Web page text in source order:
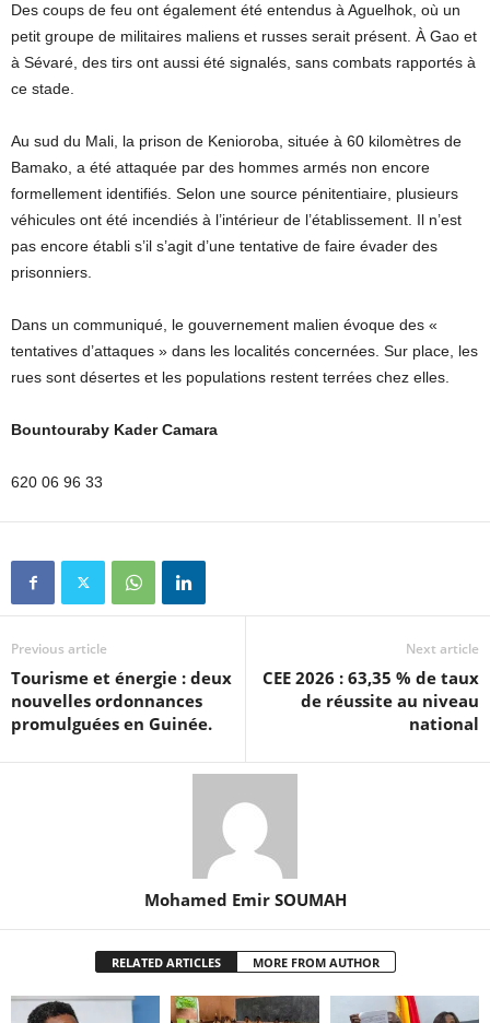
Des coups de feu ont également été entendus à Aguelhok, où un
petit groupe de militaires maliens et russes serait présent. À Gao et
à Sévaré, des tirs ont aussi été signalés, sans combats rapportés à
ce stade.
Au sud du Mali, la prison de Kenioroba, située à 60 kilomètres de
Bamako, a été attaquée par des hommes armés non encore
formellement identifiés. Selon une source pénitentiaire, plusieurs
véhicules ont été incendiés à l’intérieur de l’établissement. Il n’est
pas encore établi s’il s’agit d’une tentative de faire évader des
prisonniers.
Dans un communiqué, le gouvernement malien évoque des «
tentatives d’attaques » dans les localités concernées. Sur place, les
rues sont désertes et les populations restent terrées chez elles.
Bountouraby Kader Camara
620 06 96 33
Previous article
Tourisme et énergie : deux
nouvelles ordonnances
promulguées en Guinée.
Next article
CEE 2026 : 63,35 % de taux
de réussite au niveau
national
Mohamed Emir SOUMAH
RELATED ARTICLES MORE FROM AUTHOR